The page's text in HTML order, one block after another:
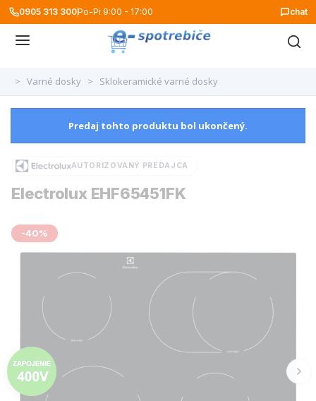
0905 313 300Po-Pi 9:00 - 17:00 chat
> Varné dosky > Sklokeramické varné dosky
Predaj tohto produktu bol ukončený.
-40%
AUTORIZOVANÝ PREDAJCA
Electrolux EHF65451FK